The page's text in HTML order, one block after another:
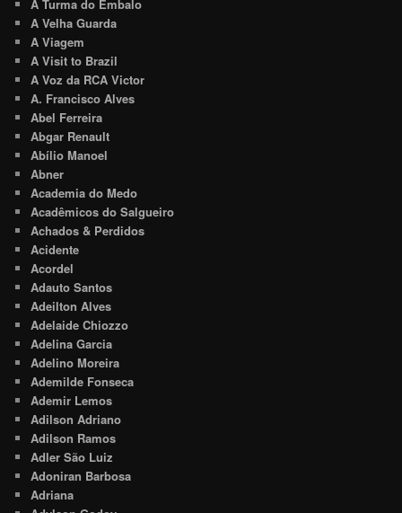
A Turma do Embalo
A Velha Guarda
A Viagem
A Visit to Brazil
A Voz da RCA Victor
A. Francisco Alves
Abel Ferreira
Abgar Renault
Abílio Manoel
Abner
Academia do Medo
Acadêmicos do Salgueiro
Achados & Perdidos
Acidente
Acordel
Adauto Santos
Adeilton Alves
Adelaide Chiozzo
Adelina Garcia
Adelino Moreira
Ademilde Fonseca
Ademir Lemos
Adilson Adriano
Adilson Ramos
Adler São Luiz
Adoniran Barbosa
Adriana